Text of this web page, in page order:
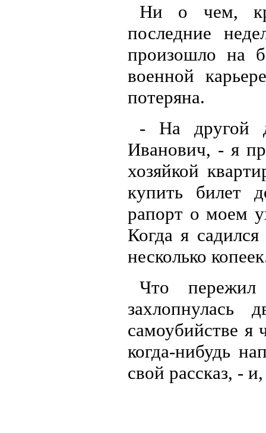
Ни о чем,
последние
произошло на
военной
потеряна.
- На другой
Иванович, - я
хозяйкой
купить билет
рапорт о моем
Когда я
несколько
Что
самоубийстве я
когда-нибудь
свой рассказ, -